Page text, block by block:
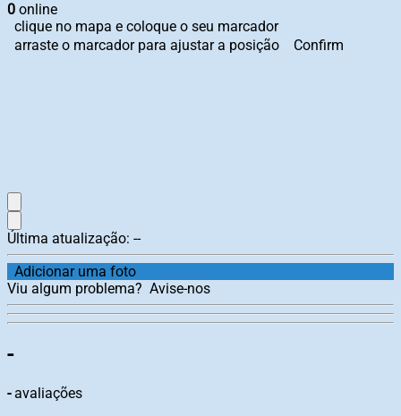
0 online
clique no mapa e coloque o seu marcador
arraste o marcador para ajustar a posição
Confirm
Última atualização: --
Adicionar uma foto
Viu algum problema? Avise-nos
-
-avaliações